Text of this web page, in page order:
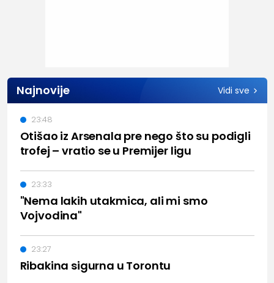
Najnovije Vidi sve
Otišao iz Arsenala pre nego što su podigli
trofej – vratio se u Premijer ligu
23:48
"Nema lakih utakmica, ali mi smo
Vojvodina"
23:33
Ribakina sigurna u Torontu
23:27